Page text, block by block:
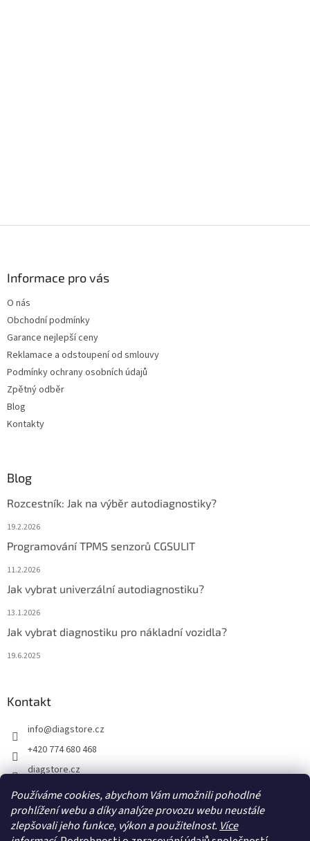
Používáme cookies, abychom Vám umožnili pohodlné
prohlížení webu a díky analýze provozu webu neustále
zlepšovali jeho funkce, výkon a použitelnost. Více
Informace pro vás
O nás
Obchodní podmínky
Garance nejlepší ceny
Reklamace a odstoupení od smlouvy
Podmínky ochrany osobních údajů
Zpětný odběr
Blog
Kontakty
Blog
Rozcestník: Jak na výběr autodiagnostiky?
19.2.2026
Programování TPMS senzorů CGSULIT
11.2.2026
Jak vybrat univerzální autodiagnostiku?
13.1.2026
Jak vybrat diagnostiku pro nákladní vozidla?
19.6.2025
Kontakt
info@diagstore.cz
+420 774 680 468
diagstore.cz
diagstorecz
diagstore
@diagstorecz